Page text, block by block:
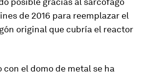
de 2016 para reemplazar el
original que cubría el reactor
con el domo de metal se ha